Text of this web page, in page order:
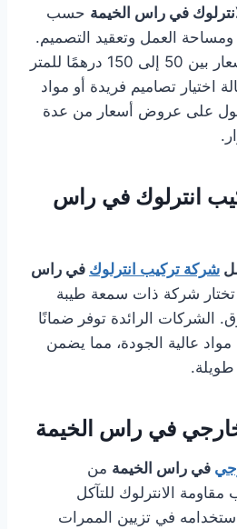
في راس الخيمة حسب
العمل وتعقيد التصميم.
بشكل عام، تتراوح الأسعار بين 50 إلى 150 درهمًا للمتر
اختيار تصاميم فريدة أو مواد
على عروض أسعار من عدة
انترلوك في راس
شركة تركيب انترلوك في راس
شركة ذات سمعة طيبة
الشركات الرائدة توفر ضمانًا
عالية الجودة، مما يضمن
طويلة.
في راس الخيمة
في راس الخيمة من
الانترلوك للتآكل
في تزيين الممرات